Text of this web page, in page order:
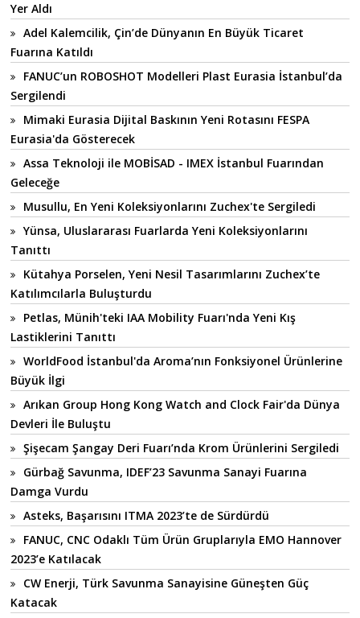
Yer Aldı
Adel Kalemcilik, Çin’de Dünyanın En Büyük Ticaret
Fuarına Katıldı
FANUC’un ROBOSHOT Modelleri Plast Eurasia İstanbul’da
Sergilendi
Mimaki Eurasia Dijital Baskının Yeni Rotasını FESPA
Eurasia'da Gösterecek
Assa Teknoloji ile MOBİSAD - IMEX İstanbul Fuarından
Geleceğe
Musullu, En Yeni Koleksiyonlarını Zuchex'te Sergiledi
Yünsa, Uluslararası Fuarlarda Yeni Koleksiyonlarını
Tanıttı
Kütahya Porselen, Yeni Nesil Tasarımlarını Zuchex’te
Katılımcılarla Buluşturdu
Petlas, Münih'teki IAA Mobility Fuarı'nda Yeni Kış
Lastiklerini Tanıttı
WorldFood İstanbul'da Aroma’nın Fonksiyonel Ürünlerine
Büyük İlgi
Arıkan Group Hong Kong Watch and Clock Fair'da Dünya
Devleri İle Buluştu
Şişecam Şangay Deri Fuarı’nda Krom Ürünlerini Sergiledi
Gürbağ Savunma, IDEF’23 Savunma Sanayi Fuarına
Damga Vurdu
Asteks, Başarısını ITMA 2023’te de Sürdürdü
FANUC, CNC Odaklı Tüm Ürün Gruplarıyla EMO Hannover
2023’e Katılacak
CW Enerji, Türk Savunma Sanayisine Güneşten Güç
Katacak